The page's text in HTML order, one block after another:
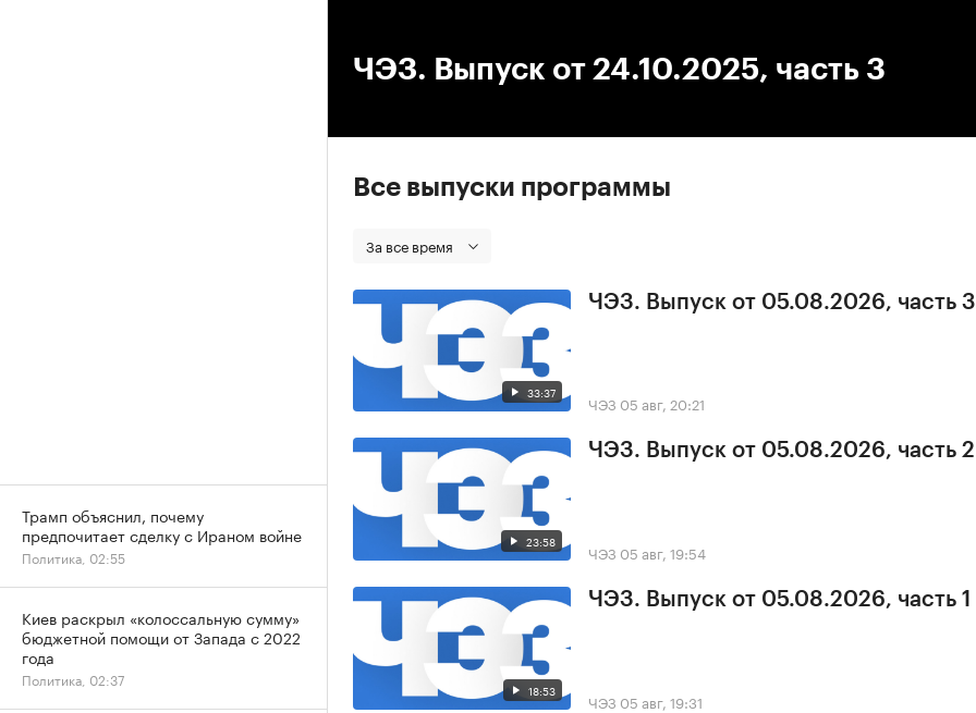
ЧЭЗ. Выпуск от 24.10.2025, часть 3
Все выпуски программы
За все время
33:37
ЧЭЗ. Выпуск от 05.08.2026, часть 3
ЧЭЗ 05 авг, 20:21
23:58
ЧЭЗ. Выпуск от 05.08.2026, часть 2
ЧЭЗ 05 авг, 19:54
18:53
ЧЭЗ. Выпуск от 05.08.2026, часть 1
ЧЭЗ 05 авг, 19:31
Трамп объяснил, почему
предпочитает сделку с Ираном войне
Политика, 02:55
Киев раскрыл «колоссальную сумму»
бюджетной помощи от Запада с 2022
года
Политика, 02:37